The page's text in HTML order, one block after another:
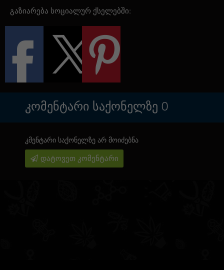
გაზიარება სოციალურ ქსელებში:
ᲙᲝᲛᲔᲜᲢᲐᲠᲘ ᲡᲐᲥᲝᲜᲔᲚᲖᲔ 0
კმენტარი საქონელზე არ მოიძებნა
დატოვეთ კომენტარი